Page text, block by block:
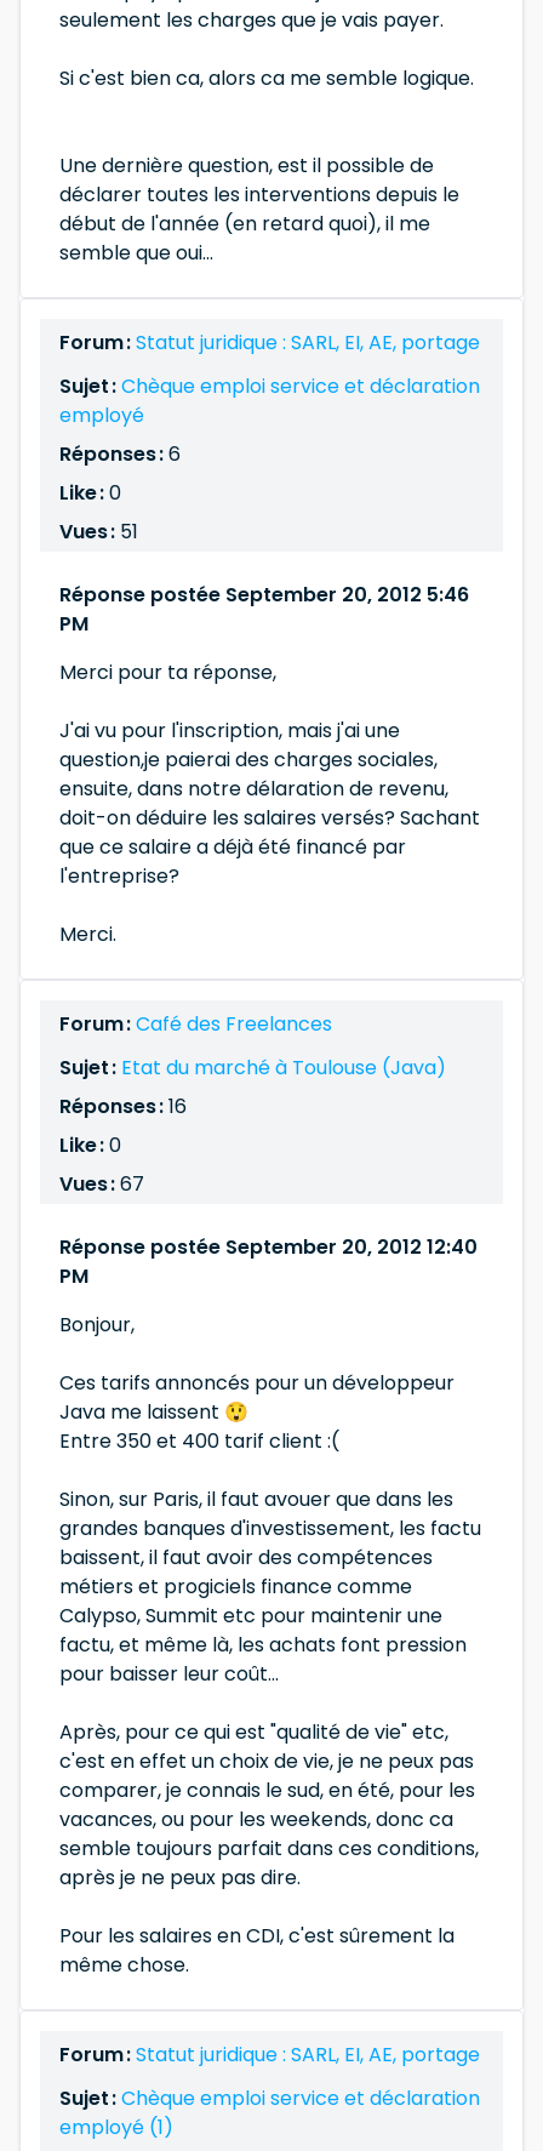
seulement les charges que je vais payer.
Si c'est bien ca, alors ca me semble logique.
Une dernière question, est il possible de
déclarer toutes les interventions depuis le
début de l'année (en retard quoi), il me
semble que oui...
Forum :Statut juridique : SARL, EI, AE, portage
Sujet :Chèque emploi service et déclaration
employé
Réponses :6
Like :0
Vues : 51
Réponse postée September 20, 2012 5:46
PM
Merci pour ta réponse,
J'ai vu pour l'inscription, mais j'ai une
question,je paierai des charges sociales,
ensuite, dans notre délaration de revenu,
doit-on déduire les salaires versés? Sachant
que ce salaire a déjà été financé par
l'entreprise?
Merci.
Forum :Café des Freelances
Sujet : Etat du marché à Toulouse (Java)
Réponses :16
Like :0
Vues :67
Réponse postée September 20, 2012 12:40
PM
Bonjour,
Ces tarifs annoncés pour un développeur
Java me laissent 😲
Entre 350 et 400 tarif client :(
Sinon, sur Paris, il faut avouer que dans les
grandes banques d'investissement, les factu
baissent, il faut avoir des compétences
métiers et progiciels finance comme
Calypso, Summit etc pour maintenir une
factu, et même là, les achats font pression
pour baisser leur coût...
Après, pour ce qui est "qualité de vie" etc,
c'est en effet un choix de vie, je ne peux pas
comparer, je connais le sud, en été, pour les
vacances, ou pour les weekends, donc ca
semble toujours parfait dans ces conditions,
après je ne peux pas dire.
Pour les salaires en CDI, c'est sûrement la
même chose.
Forum :Statut juridique : SARL, EI, AE, portage
Sujet :Chèque emploi service et déclaration
employé (1)